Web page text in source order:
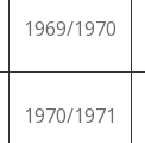
1969/1970
1970/1971